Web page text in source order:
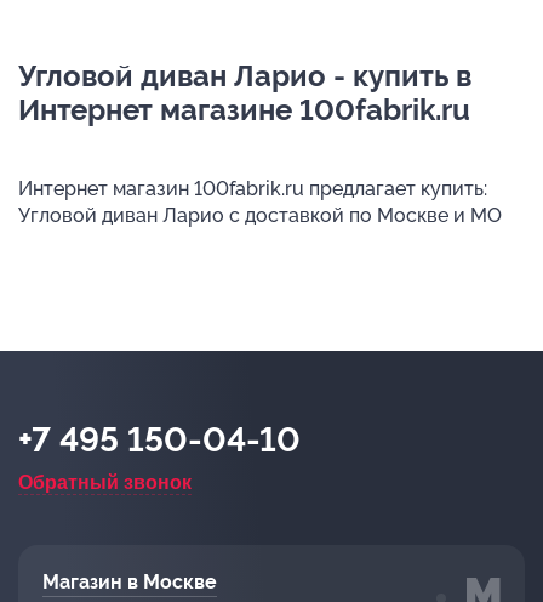
Угловой диван Ларио - купить в
Интернет магазине 100fabrik.ru
Интернет магазин 100fabrik.ru предлагает купить:
Угловой диван Ларио с доставкой по Москве и МО
+7 495 150-04-10
Обратный звонок
Магазин в Москве